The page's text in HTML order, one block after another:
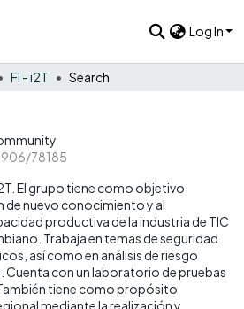
Log In
FI - i2T Search
78185
El grupo tiene como objetivo
de nuevo conocimiento y al
productiva de la industria de TIC
Trabaja en temas de seguridad
así como en análisis de riesgo
con un laboratorio de pruebas
tiene como propósito
mediante la realización y